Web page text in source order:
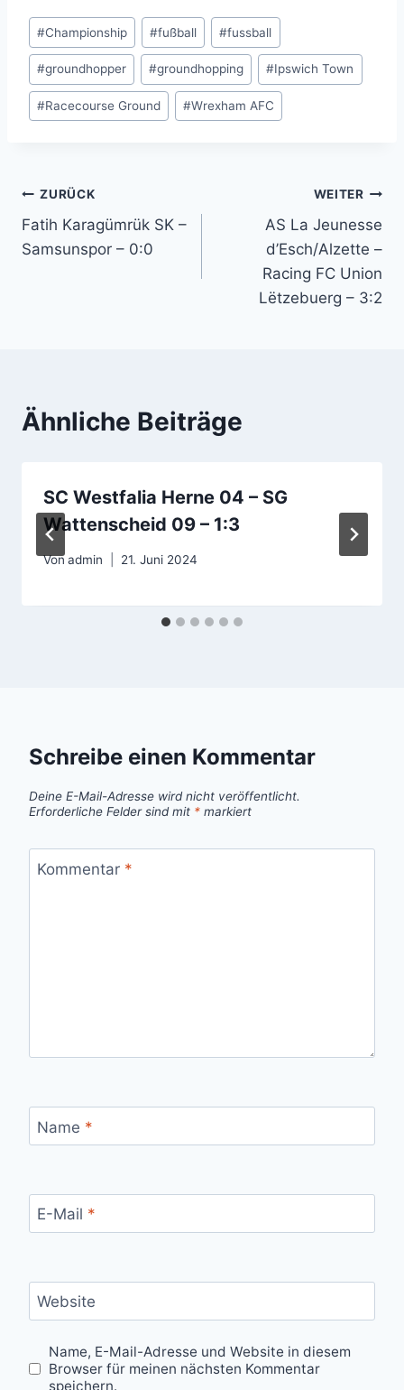
Schlagworte:
#Championship #fußball #fussball
#groundhopper #groundhopping #Ipswich Town
#Racecourse Ground #Wrexham AFC
Beitragsnavigation
ZURÜCK
Fatih Karagümrük SK –
Samsunspor – 0:0
WEITER
AS La Jeunesse
d’Esch/Alzette –
Racing FC Union
Lëtzebuerg – 3:2
Ähnliche Beiträge
SC Westfalia Herne 04 – SG
Wattenscheid 09 – 1:3
Vonadmin 21. Juni 2024
Schreibe einen Kommentar
Deine E-Mail-Adresse wird nicht veröffentlicht.
Erforderliche Felder sind mit * markiert
Kommentar *
Name *
E-Mail *
Website
Name, E-Mail-Adresse und Website in diesem
Browser für meinen nächsten Kommentar
speichern.